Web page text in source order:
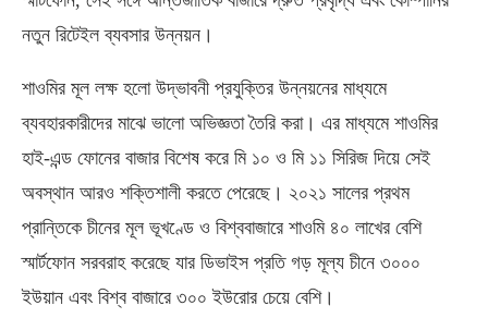
নতুন রিটেইল ব্যবসার উন্নয়ন।
শাওমির মূল লক্ষ হলো উদ্ভাবনী প্রযুক্তির উন্নয়নের মাধ্যমে
ব্যবহারকারীদের মাঝে ভালো অভিজ্ঞতা তৈরি করা। এর মাধ্যমে শাওমির
হাই-এন্ড ফোনের বাজার বিশেষ করে মি ১০ ও মি ১১ সিরিজ দিয়ে সেই
অবস্থান আরও শক্তিশালী করতে পেরেছে। ২০২১ সালের প্রথম
প্রান্তিকে চীনের মূল ভূখণ্ডে ও বিশ্ববাজারে শাওমি ৪০ লাখের বেশি
স্মার্টফোন সরবরাহ করেছে যার ডিভাইস প্রতি গড় মূল্য চীনে ৩০০০
ইউয়ান এবং বিশ্ব বাজারে ৩০০ ইউরোর চেয়ে বেশি।